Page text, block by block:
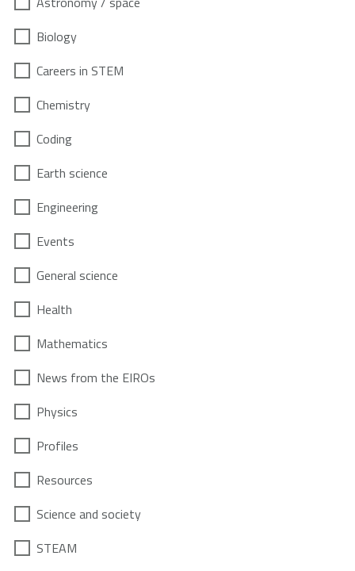
Biology
Careers in STEM
Chemistry
Coding
Earth science
Engineering
Events
General science
Health
Mathematics
News from the EIROs
Physics
Profiles
Resources
Science and society
STEAM